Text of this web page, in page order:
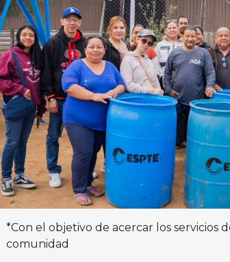
*Con el objetivo de acercar los servicios
comunidad